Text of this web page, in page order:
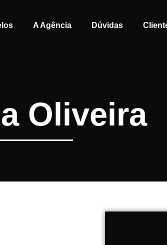
A Agência Dúvidas
Oliveira